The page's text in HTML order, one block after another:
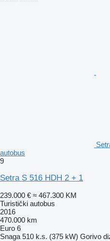
autobus
9
Setra S 516 HDH 2 + 1
239.000 € ≈ 467.300 KM
Turistički autobus
2016
470.000 km
Euro 6
Snaga 510 k.s. (375 kW) Gorivo